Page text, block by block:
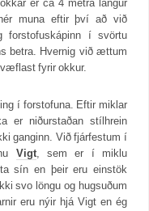
er ca 4 metra langur
muna eftir því að við
forstofuskápinn í svörtu
betra. Hvernig við ættum
fyrir okkur.
í forstofuna. Eftir miklar
er niðurstaðan stílhrein
ganginn. Við fjárfestum í
Vigt, sem er í miklu
sín en þeir eru einstök
svo löngu og hugsuðum
eru nýir hjá Vigt en ég